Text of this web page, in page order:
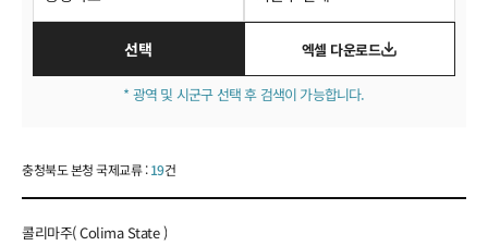
선택 엑셀 다운로드
* 광역 및 시군구 선택 후 검색이 가능합니다.
충청북도 본청 국제교류 :19건
콜리마주( Colima State )